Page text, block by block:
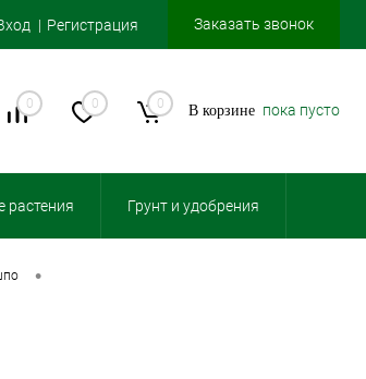
Регистрация Заказать звонок
0 0 0 В корзине пока пусто
растения Грунт и удобрения
•